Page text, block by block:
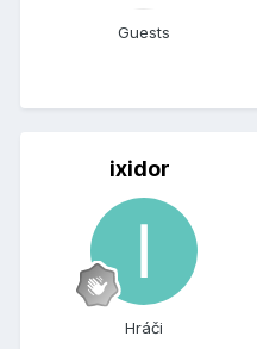
Guests
ixidor
Hráči